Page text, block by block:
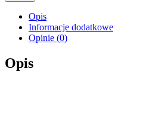
Opis
Informacje dodatkowe
Opinie (0)
Opis